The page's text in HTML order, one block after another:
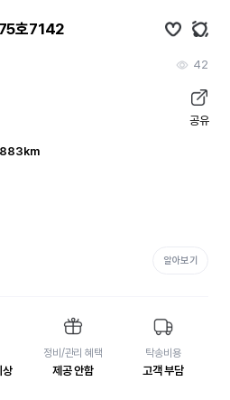
호7142
42
공유
알아보기
정비/관리 혜택
제공 안함
탁송비용
고객 부담